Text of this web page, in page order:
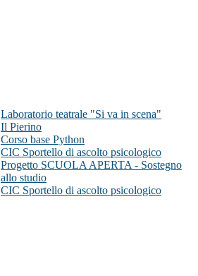
Laboratorio teatrale "Si va in scena"
Il Pierino
Corso base Python
CIC Sportello di ascolto psicologico
Progetto SCUOLA APERTA - Sostegno
allo studio
CIC Sportello di ascolto psicologico